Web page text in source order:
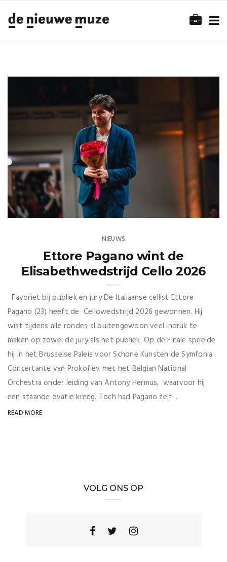
NIEUWS
Ettore Pagano wint de
Elisabethwedstrijd Cello 2026
Favoriet bij publiek en jury De Italiaanse cellist Ettore
Pagano (23) heeft de Cellowedstrijd 2026 gewonnen. Hij
wist tijdens alle rondes al buitengewoon veel indruk te
maken op zowel de jury als het publiek. Op de Finale speelde
hij in het Brusselse Paleis voor Schone Kunsten de Symfonia
Concertante van Prokofiev met het Belgian National
Orchestra onder leiding van Antony Hermus, waarvoor hij
een staande ovatie kreeg. Toch had Pagano zelf ...
READ MORE
VOLG ONS OP